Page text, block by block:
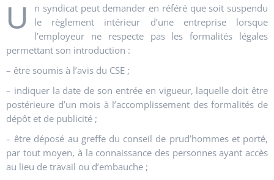
U
n syndicat peut demander en référé que soit suspendu
le règlement intérieur d’une entreprise lorsque
l’employeur ne respecte pas les formalités légales
permettant son introduction :
– être soumis à l’avis du CSE ;
– indiquer la date de son entrée en vigueur, laquelle doit être
postérieure d’un mois à l’accomplissement des formalités de
dépôt et de publicité ;
– être déposé au greffe du conseil de prud’hommes et porté,
par tout moyen, à la connaissance des personnes ayant accès
au lieu de travail ou d’embauche ;